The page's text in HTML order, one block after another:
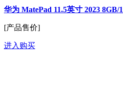
华为 MatePad 11.5英寸 2023
[产品售价]
进入购买